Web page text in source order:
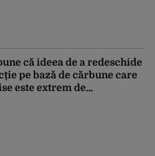
că ideea de a redeschide
pe bază de cărbune care
este extrem de